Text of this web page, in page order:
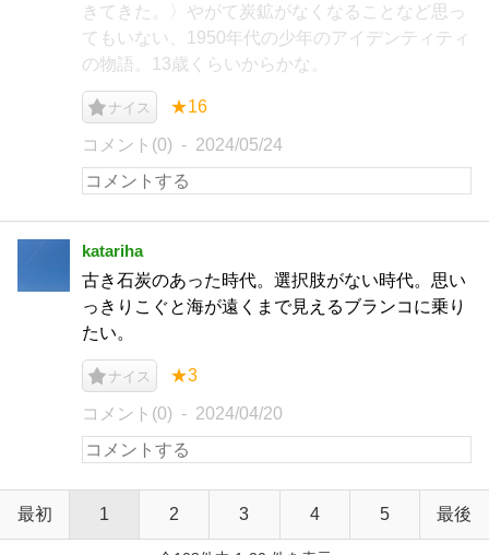
きてきた。〉やがて炭鉱がなくなることなど思っ
てもいない、1950年代の少年のアイデンティティ
の物語。13歳くらいからかな。
ナイス ★16
コメント(0) 2024/05/24
katariha
古き石炭のあった時代。選択肢がない時代。思い
っきりこぐと海が遠くまで見えるブランコに乗り
たい。
ナイス ★3
コメント(0) 2024/04/20
最初 1 2 3 4 5 最後